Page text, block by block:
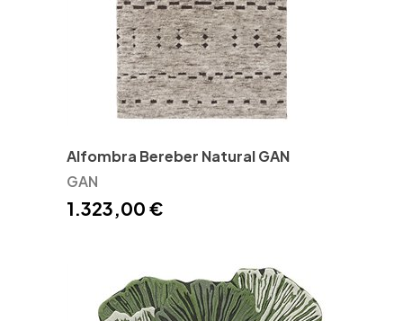
Alfombra Bereber Natural GAN
GAN
1.323,00 €